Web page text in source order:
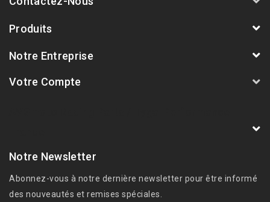
Produits
Notre Entreprise
Votre Compte
Notre Newsletter
Abonnez-vous à notre dernière newsletter pour être informé
des nouveautés et remises spéciales.